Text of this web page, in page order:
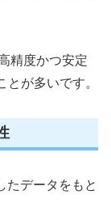
精度かつ安定
が多いです。
たデータをもと